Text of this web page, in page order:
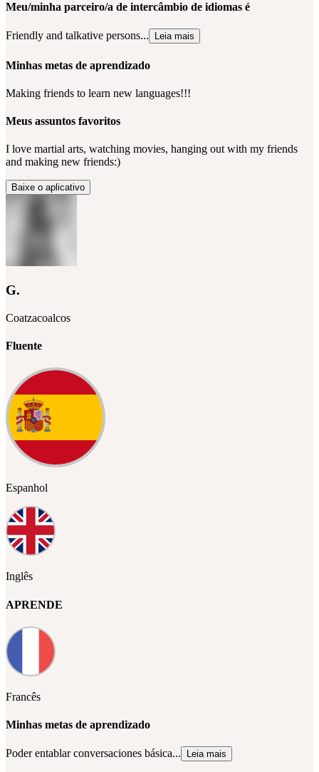
Meu/minha parceiro/a de intercâmbio de idiomas é
Friendly and talkative persons... Leia mais
Minhas metas de aprendizado
Making friends to learn new languages!!!
Meus assuntos favoritos
I love martial arts, watching movies, hanging out with my friends
and making new friends:)
Baixe o aplicativo
G.
Coatzacoalcos
Fluente
Espanhol
Inglês
APRENDE
Francês
Minhas metas de aprendizado
Poder entablar conversaciones básica... Leia mais